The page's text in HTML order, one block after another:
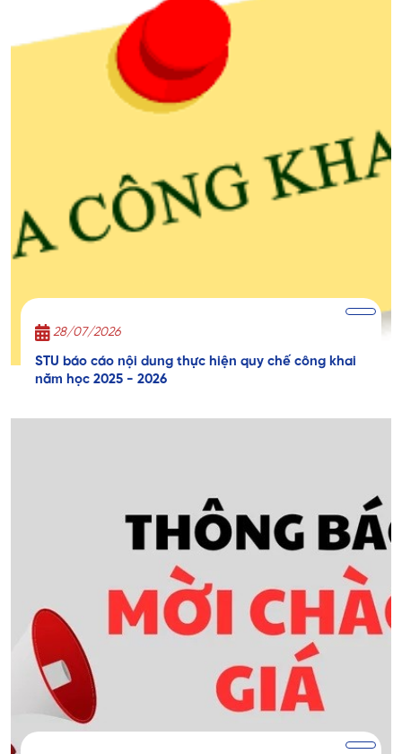
28/07/2026
STU báo cáo nội dung thực hiện quy chế công khai
năm học 2025 - 2026